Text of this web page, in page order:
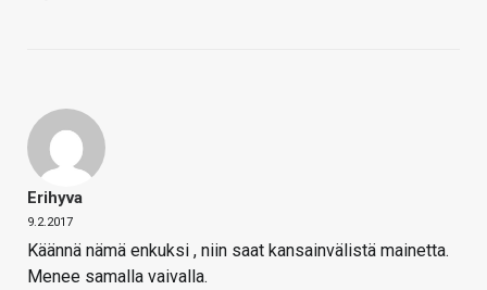
Erihyva
9.2.2017
Käännä nämä enkuksi , niin saat kansainvälistä mainetta.
Menee samalla vaivalla.